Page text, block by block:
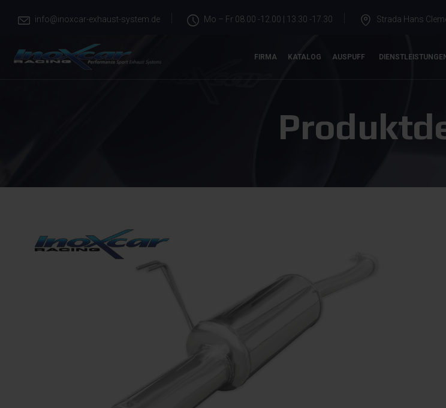
info@inoxcar-exhaust-system.de Mo – Fr 08.00 -12.00 | 13.30 -17.30 Strada Hans
FIRMA KATALOG AUSPUFF DIENSTLEISTUNGEN